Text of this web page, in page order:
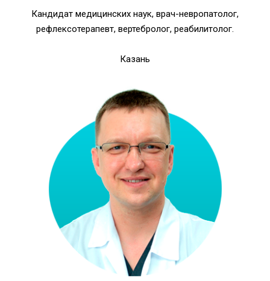
Кандидат медицинских наук, врач-невропатолог,
рефлексотерапевт, вертебролог, реабилитолог.
Казань